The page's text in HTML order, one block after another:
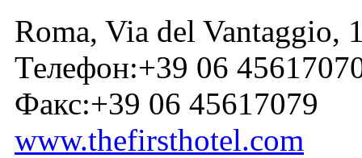
Roma, Via del Vantaggio,
Телефон:+39 06
Факс:+39 06 45617079
www.thefirsthotel.com